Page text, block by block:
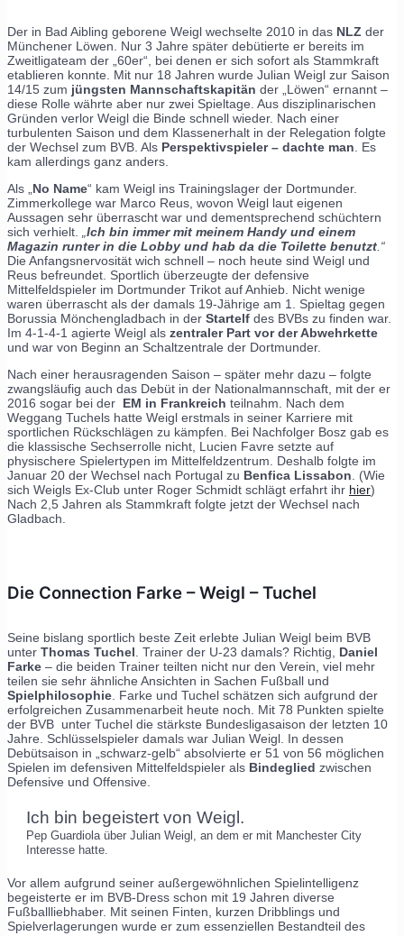
Der in Bad Aibling geborene Weigl wechselte 2010 in das NLZ der
Münchener Löwen. Nur 3 Jahre später debütierte er bereits im
Zweitligateam der „60er“, bei denen er sich sofort als Stammkraft
etablieren konnte. Mit nur 18 Jahren wurde Julian Weigl zur Saison
14/15 zum jüngsten Mannschaftskapitän der „Löwen“ ernannt –
diese Rolle währte aber nur zwei Spieltage. Aus disziplinarischen
Gründen verlor Weigl die Binde schnell wieder. Nach einer
turbulenten Saison und dem Klassenerhalt in der Relegation folgte
der Wechsel zum BVB. Als Perspektivspieler – dachte man . Es
kam allerdings ganz anders.
Als „ No Name“ kam Weigl ins Trainingslager der Dortmunder.
Zimmerkollege war Marco Reus, wovon Weigl laut eigenen
Aussagen sehr überrascht war und dementsprechend schüchtern
sich verhielt.
Ich bin immer mit meinem Handy und einem
Magazin runter in die Lobby und hab da die Toilette benutzt .“
Die Anfangsnervosität wich schnell – noch heute sind Weigl und
Reus befreundet. Sportlich überzeugte der defensive
Mittelfeldspieler im Dortmunder Trikot auf Anhieb. Nicht wenige
waren überrascht als der damals 19-Jährige am 1. Spieltag gegen
Borussia Mönchengladbach in der Startelf des BVBs zu finden war.
Im 4-1-4-1 agierte Weigl als zentraler Part vor der Abwehrkette
und war von Beginn an Schaltzentrale der Dortmunder.
Nach einer herausragenden Saison – später mehr dazu – folgte
zwangsläufig auch das Debüt in der Nationalmannschaft, mit der er
2016 sogar bei der EM in Frankreich teilnahm. Nach dem
Weggang Tuchels hatte Weigl erstmals in seiner Karriere mit
sportlichen Rückschlägen zu kämpfen. Bei Nachfolger Bosz gab es
die klassische Sechserrolle nicht, Lucien Favre setzte auf
physischere Spielertypen im Mittelfeldzentrum. Deshalb folgte im
Januar 20 der Wechsel nach Portugal zu Benfica Lissabon . (Wie
sich Weigls Ex-Club unter Roger Schmidt schlägt erfahrt ihr hier)
Nach 2,5 Jahren als Stammkraft folgte jetzt der Wechsel nach
Gladbach.
Die Connection Farke – Weigl – Tuchel
Seine bislang sportlich beste Zeit erlebte Julian Weigl beim BVB
unter Thomas Tuchel. Trainer der U-23 damals? Richtig, Daniel
Farke – die beiden Trainer teilten nicht nur den Verein, viel mehr
teilen sie sehr ähnliche Ansichten in Sachen Fußball und
Spielphilosophie. Farke und Tuchel schätzen sich aufgrund der
erfolgreichen Zusammenarbeit heute noch. Mit 78 Punkten spielte
der BVB unter Tuchel die stärkste Bundesligasaison der letzten 10
Jahre. Schlüsselspieler damals war Julian Weigl. In dessen
Debütsaison in „schwarz-gelb“ absolvierte er 51 von 56 möglichen
Spielen im defensiven Mittelfeldspieler als Bindeglied zwischen
Defensive und Offensive.
Ich bin begeistert von Weigl.
Pep Guardiola über Julian Weigl, an dem er mit Manchester City
Interesse hatte.
Vor allem aufgrund seiner außergewöhnlichen Spielintelligenz
begeisterte er im BVB-Dress schon mit 19 Jahren diverse
Fußballliebhaber. Mit seinen Finten, kurzen Dribblings und
Spielverlagerungen wurde er zum essenziellen Bestandteil des